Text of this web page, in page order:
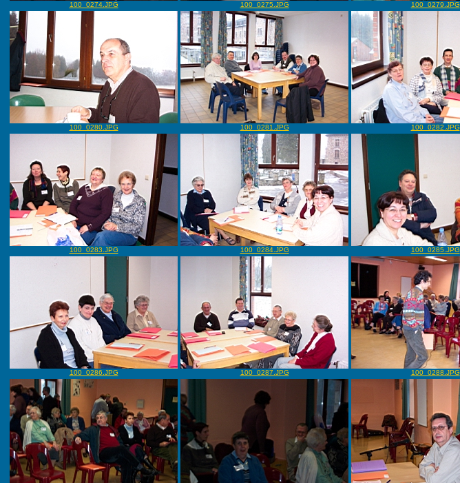
100_0274.JPG 100_0275.JPG 100_0279.JPG
100_0280.JPG 100_0281.JPG 100_0282.JPG
100_0283.JPG 100_0284.JPG 100_0285.JPG
100_0286.JPG 100_0287.JPG 100_0288.JPG